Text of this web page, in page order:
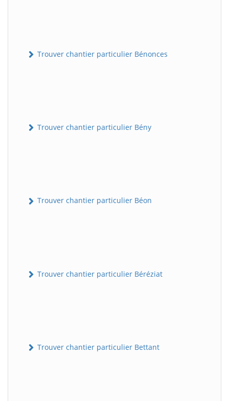
Trouver chantier particulier Bénonces
Trouver chantier particulier Bény
Trouver chantier particulier Béon
Trouver chantier particulier Béréziat
Trouver chantier particulier Bettant